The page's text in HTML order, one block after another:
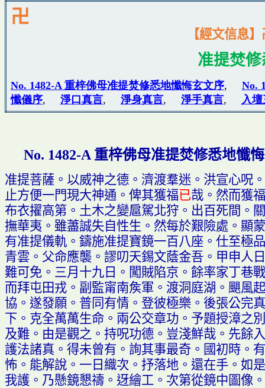
卍
【經文信息
准提焚
No. 1482-A 重梓佛母准提焚修悉地懺悔玄文序, No.
懺儀序, 淨口真言, 淨身真言, 淨手真言, 入
No. 1482-A 重梓佛母准提焚修悉地懺
准提菩薩。 以威神之德。 濟渡羣迷 。 洪宣心呪。
止方便一門現大神通 。 俾其獲福已哉。 然而獲福
布衣擢高第。 土木之變扈駕北狩。 出百死間 。
撫華夷 。 雖藎誠失自性生 。 然每於艱險處 。 顯
有准提儀軌。 鑄施准提寶鏡一百八座。 仕至極品
青雲。 父命應襲。 謬叨天錫文蔭金吾。 甲申人日
難可免。 三月十九日 。 闖賊陷京 。 餘率家丁巷戰
而拜屯田戎。 副監甯南矦軍 。 渡洞庭湖 。 颶風起
協。 遂發願 。 普同有情。 登彼極樂。 後張公完真
下。 克全萬萬生命。 兩公交章功 。 予題授漳之
及難。 由是觀之 。 持呪功德。 豈淺鮮哉。 先餘
護法諸真。 得未曾有 。 詢其事最奇。 國初時。
怖。 能解說。 一日織次 。 抒落地。 還在手。 如
我護。 乃懸鏡懇禱。 迓繪工。 次第從鏡中圖像。